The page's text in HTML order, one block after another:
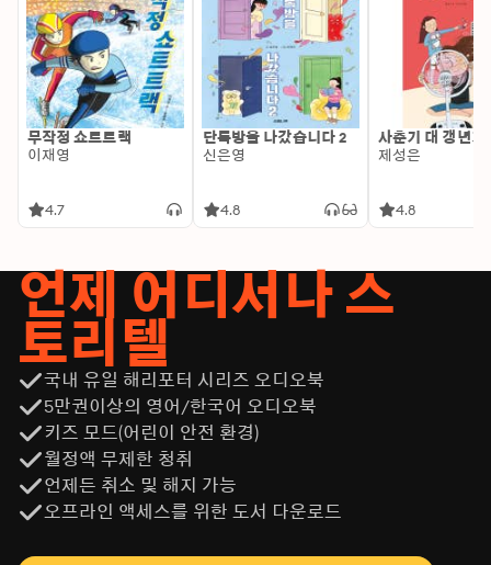
무작정 쇼트트랙
이재영
4.7
단톡방을 나갔습니다 2
신은영
4.8
사춘기 대 갱년기
제성은
4.8
언제 어디서나 스
토리텔
국내 유일 해리포터 시리즈 오디오북
5만권이상의 영어/한국어 오디오북
키즈 모드(어린이 안전 환경)
월정액 무제한 청취
언제든 취소 및 해지 가능
오프라인 액세스를 위한 도서 다운로드